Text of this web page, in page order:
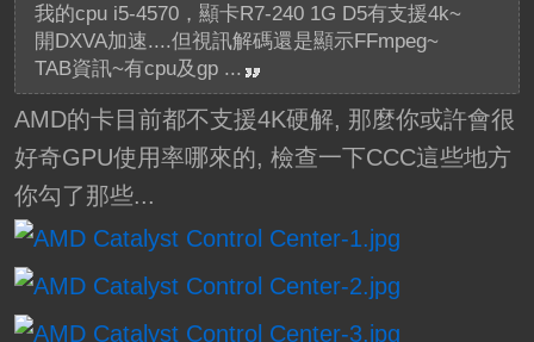
我的cpu i5-4570，顯卡R7-240 1G D5有支援4k~
開DXVA加速....但視訊解碼還是顯示FFmpeg~
TAB資訊~有cpu及gp ...
AMD的卡目前都不支援4K硬解, 那麼你或許會很
好奇GPU使用率哪來的, 檢查一下CCC這些地方
你勾了那些...